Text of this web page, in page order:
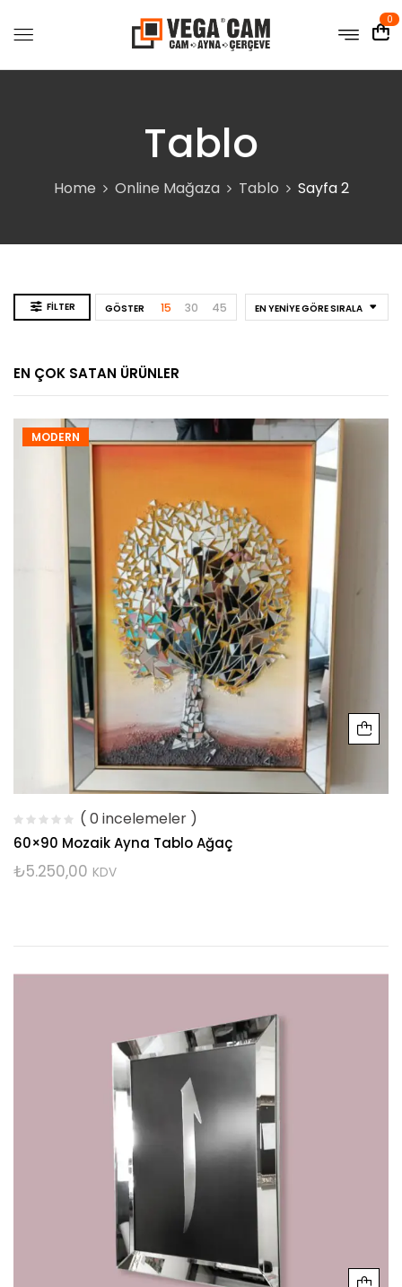
0
Tablo
Home Online Mağaza Tablo Sayfa 2
FILTER EN YENIYE GÖRE SIRALA
GÖSTER 15 30 45
EN ÇOK SATAN ÜRÜNLER
MODERN
( 0 incelemeler )
60×90 Mozaik Ayna Tablo Ağaç
₺5.250,00 KDV